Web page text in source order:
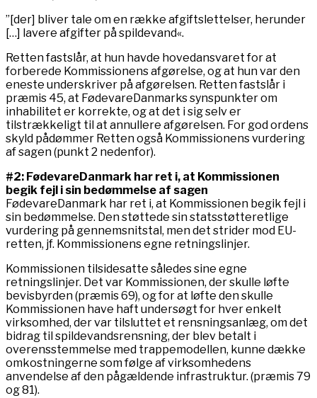
”[der] bliver tale om en række afgiftslettelser, herunder
[…] lavere afgifter på spildevand«.
Retten fastslår, at hun havde hovedansvaret for at
forberede Kommissionens afgørelse, og at hun var den
eneste underskriver på afgørelsen. Retten fastslår i
præmis 45, at FødevareDanmarks synspunkter om
inhabilitet er korrekte, og at det i sig selv er
tilstrækkeligt til at annullere afgørelsen. For god ordens
skyld pådømmer Retten også Kommissionens vurdering
af sagen (punkt 2 nedenfor).
#2: FødevareDanmark har ret i, at Kommissionen
begik fejl i sin bedømmelse af sagen
FødevareDanmark har ret i, at Kommissionen begik fejl i
sin bedømmelse. Den støttede sin statsstøtteretlige
vurdering på gennemsnitstal, men det strider mod EU-
retten, jf. Kommissionens egne retningslinjer.
Kommissionen tilsidesatte således sine egne
retningslinjer. Det var Kommissionen, der skulle løfte
bevisbyrden (præmis 69), og for at løfte den skulle
Kommissionen have haft undersøgt for hver enkelt
virksomhed, der var tilsluttet et rensningsanlæg, om det
bidrag til spildevandsrensning, der blev betalt i
overensstemmelse med trappemodellen, kunne dække
omkostningerne som følge af virksomhedens
anvendelse af den pågældende infrastruktur. (præmis 79
og 81).